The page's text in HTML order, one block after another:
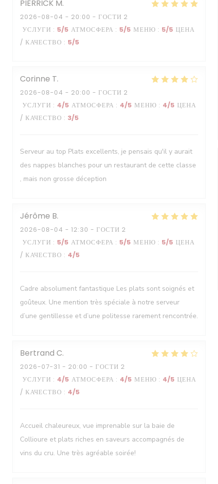
PIERRICK M
2026-08-04 - 20:00 - ГОСТИ 2
УСЛУГИ : 5/5 АТМОСФЕРА : 5/5 МЕНЮ : 5/5 ЦЕНА
/ КАЧЕСТВО : 5/5
Corinne T
2026-08-04 - 20:00 - ГОСТИ 2
УСЛУГИ : 4/5 АТМОСФЕРА : 4/5 МЕНЮ : 4/5 ЦЕНА
/ КАЧЕСТВО : 3/5
Serveur au top Plats excellents, je pensais qu'il y aurait
des nappes blanches pour un restaurant de cette classe
, mais non grosse déception
Jérôme B
2026-08-04 - 12:30 - ГОСТИ 2
УСЛУГИ : 5/5 АТМОСФЕРА : 5/5 МЕНЮ : 5/5 ЦЕНА
/ КАЧЕСТВО : 4/5
Cadre absolument fantastique Les plats sont soignés et
goûteux. Une mention très spéciale à notre serveur
d’une gentillesse et d’une politesse rarement rencontrée.
Bertrand C
2026-07-31 - 20:00 - ГОСТИ 2
УСЛУГИ : 4/5 АТМОСФЕРА : 4/5 МЕНЮ : 4/5 ЦЕНА
/ КАЧЕСТВО : 4/5
Accueil chaleureux, vue imprenable sur la baie de
Collioure et plats riches en saveurs accompagnés de
vins du cru. Une très agréable soirée!